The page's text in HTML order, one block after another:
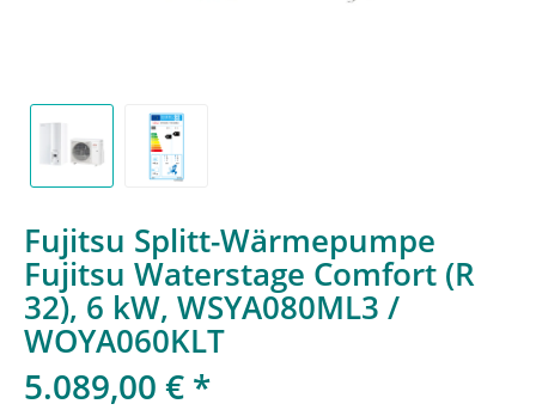
Fujitsu Splitt-Wärmepumpe
Fujitsu Waterstage Comfort (R
32), 6 kW, WSYA080ML3 /
WOYA060KLT
5.089,00 € *